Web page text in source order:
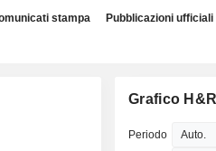
stampa Pubblicazioni ufficiali
Grafico
Periodo